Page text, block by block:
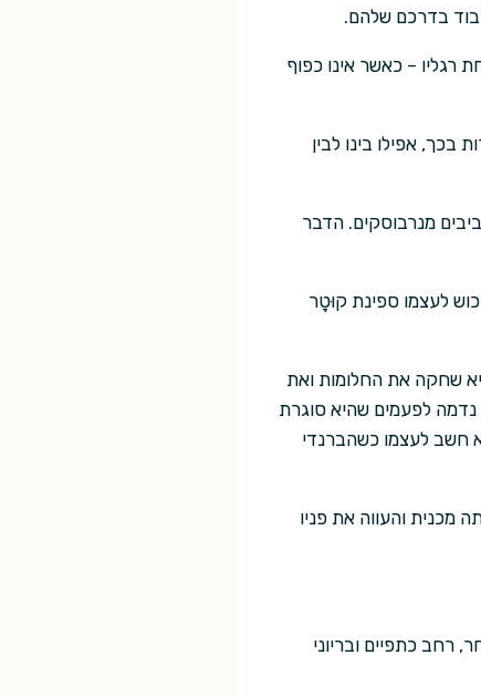
בדרכם שלהם.
רגליו – כאשר אינו כפוף
אפילו בינו לבין
מנרבוסקים. הדבר
לעצמו ספינת קוּטָר
שחקה את החלומות ואת
נדמה לפעמים שהיא סוגרת
חשב לעצמו כשהברנדי
מכנית והעווה את פניו
רחב כתפיים ובריוני